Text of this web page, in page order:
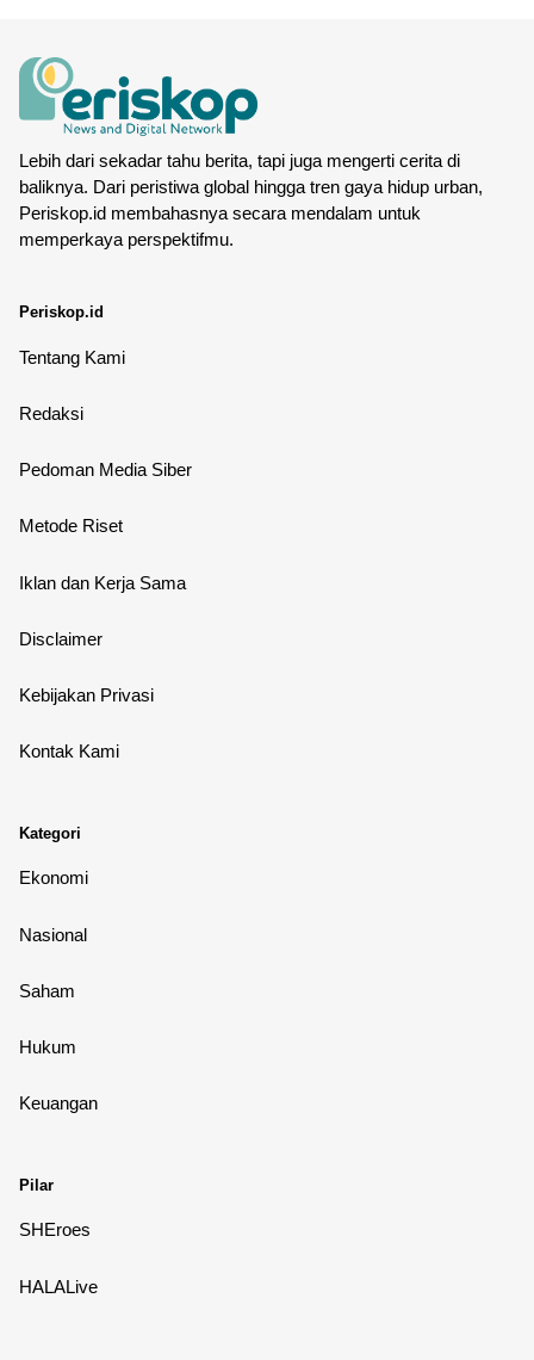
Lebih dari sekadar tahu berita, tapi juga mengerti cerita di
baliknya. Dari peristiwa global hingga tren gaya hidup urban,
Periskop.id membahasnya secara mendalam untuk
memperkaya perspektifmu.
Periskop.id
Tentang Kami
Redaksi
Pedoman Media Siber
Metode Riset
Iklan dan Kerja Sama
Disclaimer
Kebijakan Privasi
Kontak Kami
Kategori
Ekonomi
Nasional
Saham
Hukum
Keuangan
Pilar
SHEroes
HALALive